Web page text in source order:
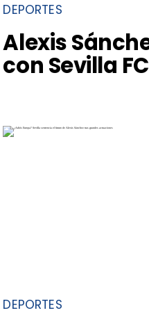
DEPORTES
Alexis
con Sevilla FC
DEPORTES